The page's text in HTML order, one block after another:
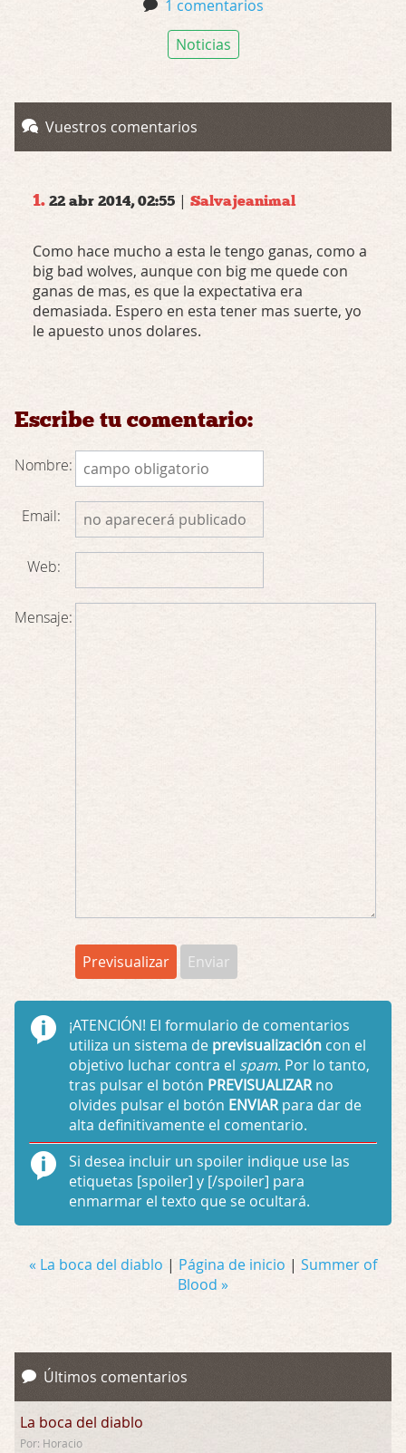
1 comentarios
Noticias
Vuestros comentarios
1. 22 abr 2014, 02:55 | Salvajeanimal
Como hace mucho a esta le tengo ganas, como a
big bad wolves, aunque con big me quede con
ganas de mas, es que la expectativa era
demasiada. Espero en esta tener mas suerte, yo
le apuesto unos dolares.
Escribe tu comentario:
Nombre:
Email:
Web:
Mensaje:
¡ATENCIÓN! El formulario de comentarios
utiliza un sistema de previsualizacióncon el
objetivo luchar contra el spam. Por lo tanto,
tras pulsar el botón PREVISUALIZARno
olvides pulsar el botón ENVIARpara dar de
alta definitivamente el comentario.
Si desea incluir un spoiler indique use las
etiquetas [spoiler] y [/spoiler] para
enmarmar el texto que se ocultará.
« La boca del diablo | Página de inicio | Summer of
Blood »
Últimos comentarios
La boca del diablo
Por: Horacio